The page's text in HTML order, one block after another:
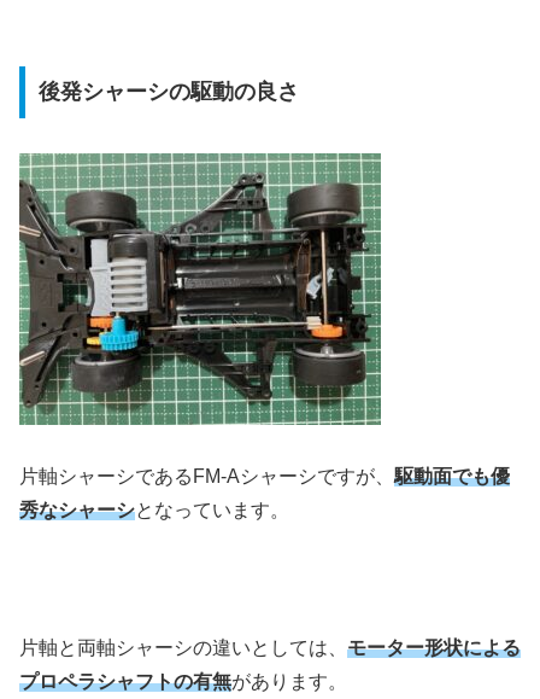
後発シャーシの駆動の良さ
片軸シャーシであるFM-Aシャーシですが、 駆動面でも優
秀なシャーシとなっています。
片軸と両軸シャーシの違いとしては、 モーター形状による
プロペラシャフトの有無があります。